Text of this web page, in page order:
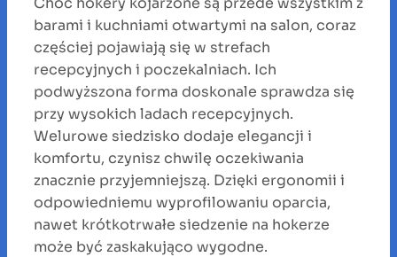
barami i kuchniami otwartymi na salon, coraz
częściej pojawiają się w strefach
recepcyjnych i poczekalniach. Ich
podwyższona forma doskonale sprawdza się
przy wysokich ladach recepcyjnych.
Welurowe siedzisko dodaje elegancji i
komfortu, czynisz chwilę oczekiwania
znacznie przyjemniejszą. Dzięki ergonomii i
odpowiedniemu wyprofilowaniu oparcia,
nawet krótkotrwałe siedzenie na hokerze
może być zaskakująco wygodne.